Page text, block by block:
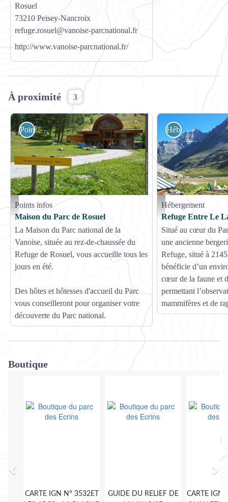
Rosuel
73210 Peisey-Nancroix
refuge.rosuel@vanoise-parcnational.fr
http://www.vanoise-parcnational.fr/
À proximité 3
Maison du Parc national de la Vanoise de Rosuel - Marie-Laure Tonnelier
Points infos
Points infos
Maison du Parc de Rosuel
La Maison du Parc national de la
Vanoise, située au rez-de-chaussée du
Refuge de Rosuel, vous accueille tous les
jours en été.
Des hôtes et hôtesses d'accueil du Parc
vous conseilleront pour organiser votre
découverte du Parc national.
Refuge_entre_le_lac
Hébergement
Hébergement
Refuge Entre Le
Situé au cœur du
une ancienne
Refuge, situé à
bénéficie d’un
cœur de la faune et
permettant
mammifères et de
Boutique